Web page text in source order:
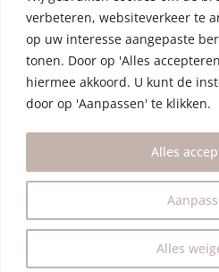
verbeteren, websiteverkeer te
op uw interesse aangepaste
tonen. Door op 'Alles
hiermee akkoord. U kunt de
door op 'Aanpassen' te klikken.
Alles
Alles
Algemene